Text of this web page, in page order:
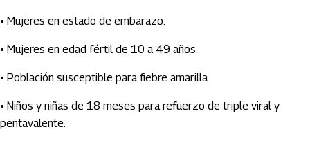
• Mujeres en estado de embarazo.
• Mujeres en edad fértil de 10 a 49 años.
• Población susceptible para fiebre amarilla.
• Niños y niñas de 18 meses para refuerzo de triple viral y
pentavalente.